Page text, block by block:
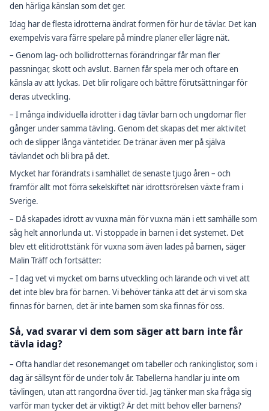
den härliga känslan som det ger.
Idag har de flesta idrotterna ändrat formen för hur de tävlar. Det kan
exempelvis vara färre spelare på mindre planer eller lägre nät.
– Genom lag- och bollidrotternas förändringar får man fler
passningar, skott och avslut. Barnen får spela mer och oftare en
känsla av att lyckas. Det blir roligare och bättre förutsättningar för
deras utveckling.
– I många individuella idrotter i dag tävlar barn och ungdomar fler
gånger under samma tävling. Genom det skapas det mer aktivitet
och de slipper långa väntetider. De tränar även mer på själva
tävlandet och bli bra på det.
Mycket har förändrats i samhället de senaste tjugo åren – och
framför allt mot förra sekelskiftet när idrottsrörelsen växte fram i
Sverige.
– Då skapades idrott av vuxna män för vuxna män i ett samhälle som
såg helt annorlunda ut. Vi stoppade in barnen i det systemet. Det
blev ett elitidrottstänk för vuxna som även lades på barnen, säger
Malin Träff och fortsätter:
– I dag vet vi mycket om barns utveckling och lärande och vi vet att
det inte blev bra för barnen. Vi behöver tänka att det är vi som ska
finnas för barnen, det är inte barnen som ska finnas för oss.
Så, vad svarar vi dem som säger att barn inte får
tävla idag?
– Ofta handlar det resonemanget om tabeller och rankinglistor, som i
dag är sällsynt för de under tolv år. Tabellerna handlar ju inte om
tävlingen, utan att rangordna över tid. Jag tänker man ska fråga sig
varför man tycker det är viktigt? Är det mitt behov eller barnens?